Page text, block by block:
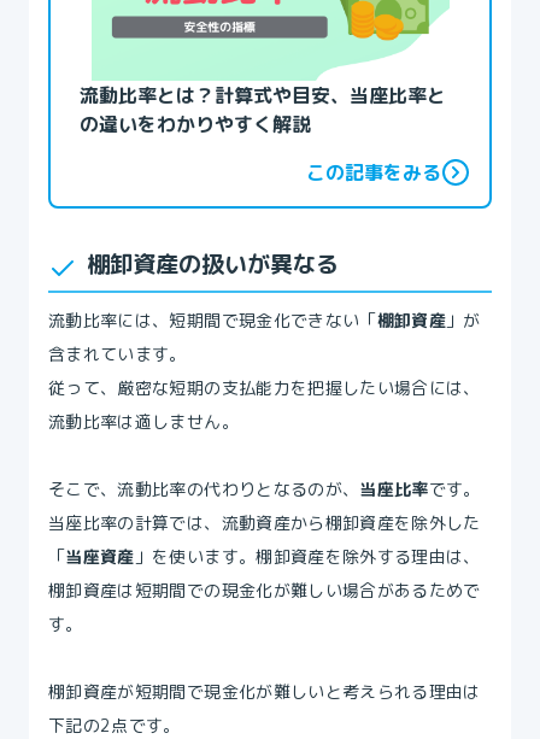
流動比率とは？計算式や目安、当座比率と
の違いをわかりやすく解説
この記事をみる
棚卸資産の扱いが異なる
流動比率には、短期間で現金化できない「棚卸資産 」が
含まれています。
従って、厳密な短期の支払能力を把握したい場合には、
流動比率は適しません。
そこで、流動比率の代わりとなるのが、 当座比率です。
当座比率の計算では、流動資産から棚卸資産を除外した
「当座資産 」を使います。棚卸資産を除外する理由は、
棚卸資産は短期間での現金化が難しい場合があるためで
す。
棚卸資産が短期間で現金化が難しいと考えられる理由は
下記の2点です。